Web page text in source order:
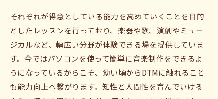
それぞれが得意としている能力を高めていくことを目的
としたレッスンを行っており、楽器や歌、演劇やミュー
ジカルなど、幅広い分野が体験できる場を提供していま
す。今ではパソコンを使って簡単に音楽制作をできるよ
うになっているからこそ、幼い頃からDTMに触れること
も能力向上へ繋がります。知性と人間性を育んでいける